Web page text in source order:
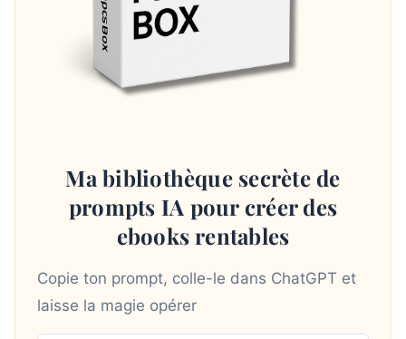
Ma bibliothèque secrète de
prompts IA pour créer des
ebooks rentables
Copie ton prompt, colle-le dans ChatGPT et
laisse la magie opérer